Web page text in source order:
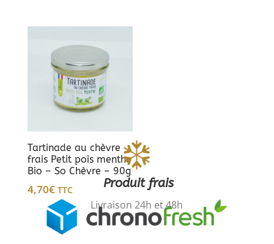
Tartinade au chèvre
frais Petit pois menthe
Bio – So Chèvre – 90g
4,70€ TTC Produit frais
Livraison 24h et 48h